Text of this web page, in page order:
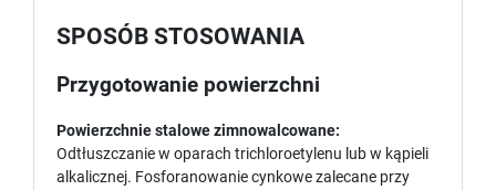
SPOSÓB STOSOWANIA
Przygotowanie powierzchni
Powierzchnie stalowe zimnowalcowane:
Odtłuszczanie w oparach trichloroetylenu lub w kąpieli
alkalicznej. Fosforanowanie cynkowe zalecane przy